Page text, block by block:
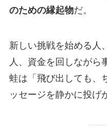
のための縁起物だ。
新しい挑戦を始める人
人、資金を回しながら
蛙は「飛び出しても、
ッセージを静かに投げ